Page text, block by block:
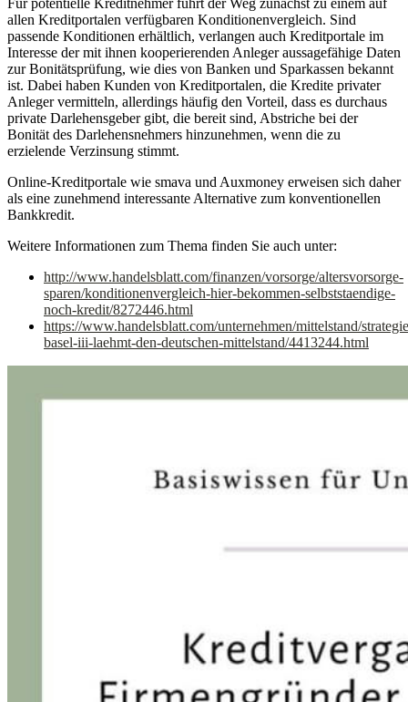
allen Kreditportalen verfügbaren Konditionenvergleich. Sind
passende Konditionen erhältlich, verlangen auch Kreditportale im
Interesse der mit ihnen kooperierenden Anleger aussagefähige Daten
zur Bonitätsprüfung, wie dies von Banken und Sparkassen bekannt
ist. Dabei haben Kunden von Kreditportalen, die Kredite privater
Anleger vermitteln, allerdings häufig den Vorteil, dass es durchaus
private Darlehensgeber gibt, die bereit sind, Abstriche bei der
Bonität des Darlehensnehmers hinzunehmen, wenn die zu
erzielende Verzinsung stimmt.
Online-Kreditportale wie smava und Auxmoney erweisen sich daher
als eine zunehmend interessante Alternative zum konventionellen
Bankkredit.
Weitere Informationen zum Thema finden Sie auch unter:
http://www.handelsblatt.com/finanzen/vorsorge/altersvorsorge-
sparen/konditionenvergleich-hier-bekommen-selbststaendige-
noch-kredit/8272446.html
https://www.handelsblatt.com/unternehmen/mittelstand/
basel-iii-laehmt-den-deutschen-mittelstand/4413244.html